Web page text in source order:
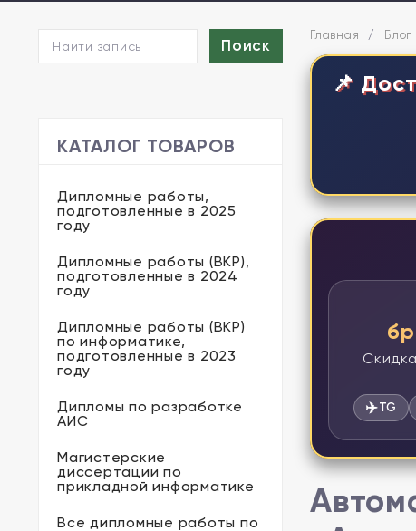
КАТАЛОГ ТОВАРОВ
Дипломные работы,
подготовленные в 2025
году
Дипломные работы (ВКР),
подготовленные в 2024
году
Дипломные работы (ВКР)
по информатике,
подготовленные в 2023
году
Дипломы по разработке
АИС
Магистерские
диссертации по
прикладной информатике
Все дипломные работы по
Главная /
📌
✈️TG